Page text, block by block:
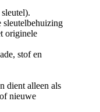
sleutelbehuizing
originele
stof en
dient alleen als
nieuwe